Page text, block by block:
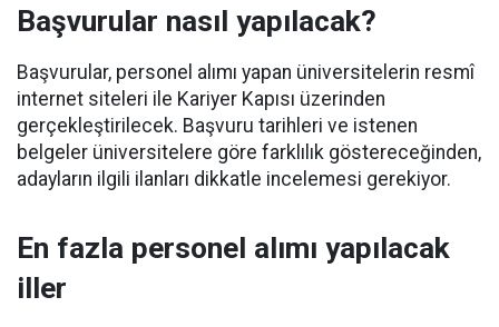
Başvurular nasıl yapılacak?
Başvurular, personel alımı yapan üniversitelerin resmî
internet siteleri ile Kariyer Kapısı üzerinden
gerçekleştirilecek. Başvuru tarihleri ve istenen
belgeler üniversitelere göre farklılık göstereceğinden,
adayların ilgili ilanları dikkatle incelemesi gerekiyor.
En fazla personel alımı yapılacak
iller